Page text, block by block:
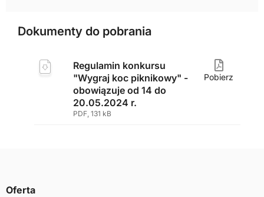
Dokumenty do pobrania
Regulamin konkursu
"Wygraj koc piknikowy" -
obowiązuje od 14 do
20.05.2024 r.
PDF, 131 kB
Pobierz
Oferta